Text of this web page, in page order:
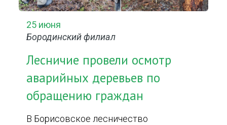
25 июня
Бородинский филиал
Лесничие провели осмотр
аварийных деревьев по
обращению граждан
В Борисовское лесничество